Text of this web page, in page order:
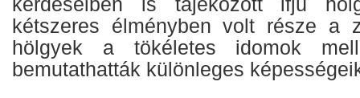
kétszeres élményben volt része a
hölgyek a tökéletes idomok
bemutathatták különleges